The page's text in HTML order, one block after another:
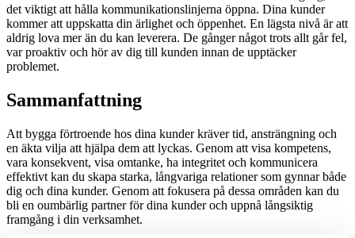
det viktigt att hålla kommunikationslinjerna öppna. Dina kunder
kommer att uppskatta din ärlighet och öppenhet. En lägsta nivå är att
aldrig lova mer än du kan leverera. De gånger något trots allt går fel,
var proaktiv och hör av dig till kunden innan de upptäcker
problemet.
Sammanfattning
Att bygga förtroende hos dina kunder kräver tid, ansträngning och
en äkta vilja att hjälpa dem att lyckas. Genom att visa kompetens,
vara konsekvent, visa omtanke, ha integritet och kommunicera
effektivt kan du skapa starka, långvariga relationer som gynnar både
dig och dina kunder. Genom att fokusera på dessa områden kan du
bli en oumbärlig partner för dina kunder och uppnå långsiktig
framgång i din verksamhet.